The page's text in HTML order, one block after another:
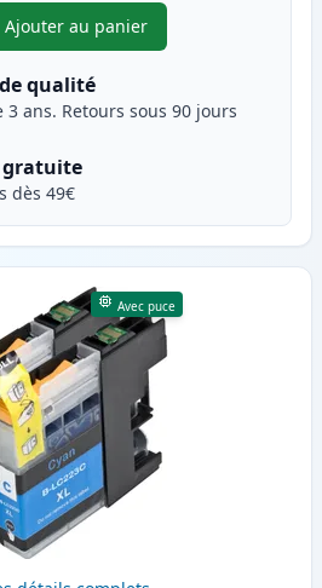
ajuster
Ajouter au panier
,Pack de 2 Brother LC223
qualité
3 ans. Retours sous 90 jours
gratuite
dès 49€
Avec puce